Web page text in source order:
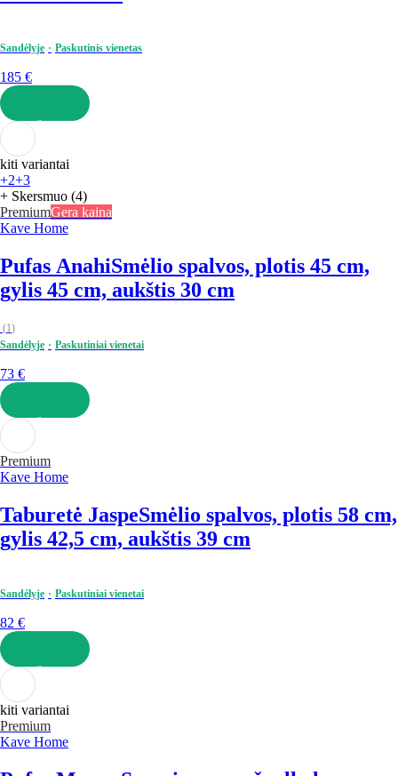
Sandėlyje Paskutinis vienetas
185 €
Į KREPŠELĮ
kiti variantai
+2+3
+ Skersmuo (4)
PremiumGera kaina
Kave Home
Pufas AnahiSmėlio spalvos, plotis 45 cm,
gylis 45 cm, aukštis 30 cm
(1)
Sandėlyje
Paskutiniai vienetai
73 €
Į KREPŠELĮ
Premium
Kave Home
Taburetė JaspeSmėlio spalvos, plotis 58 cm,
gylis 42,5 cm, aukštis 39 cm
Sandėlyje Paskutiniai vienetai
82 €
Į KREPŠELĮ
kiti variantai
Premium
Kave Home